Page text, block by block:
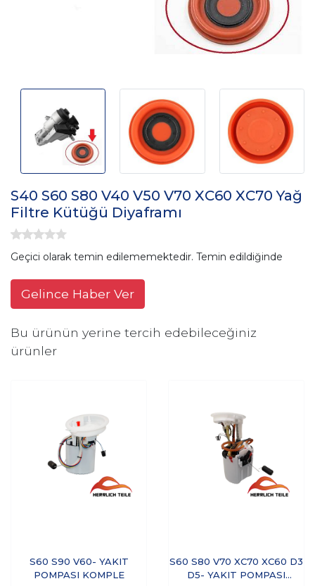
S40 S60 S80 V40 V50 V70 XC60 XC70 Yağ
Filtre Kütüğü Diyaframı
Geçici olarak temin edilememektedir. Temin edildiğinde
Gelince Haber Ver
Bu ürünün yerine tercih edebileceğiniz
ürünler
S60 S90 V60- YAKIT
POMPASI KOMPLE
S60 S80 V70 XC70 XC60 D3
D5- YAKIT POMPASI